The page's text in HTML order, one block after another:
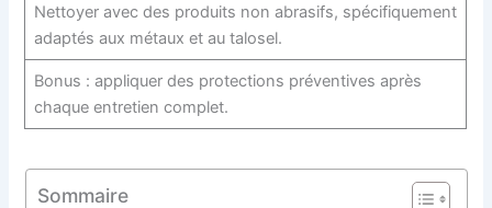
Nettoyer avec des produits non abrasifs, spécifiquement
adaptés aux métaux et au talosel.
Bonus : appliquer des protections préventives après
chaque entretien complet.
Sommaire